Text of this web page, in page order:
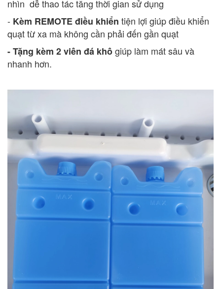
nhìn dễ thao tác tăng thời gian sử dụng
- Kèm REMOTE điều khiển tiện lợi giúp điều khiển
quạt từ xa mà không cần phải đến gần quạt
- Tặng kèm 2 viên đá khôgiúp làm mát sâu và
nhanh hơn.